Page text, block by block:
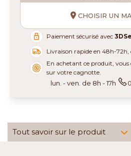
CHOISIR UN
Paiement sécurisé avec
Livraison rapide en 48h-72h,
En achetant ce produit,
sur votre cagnotte.
lun. - ven. de 8h - 17h
Tout savoir sur le produit